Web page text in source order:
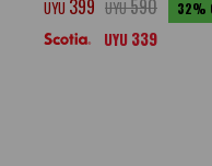
UYU 399 UYU590 32
UYU 339